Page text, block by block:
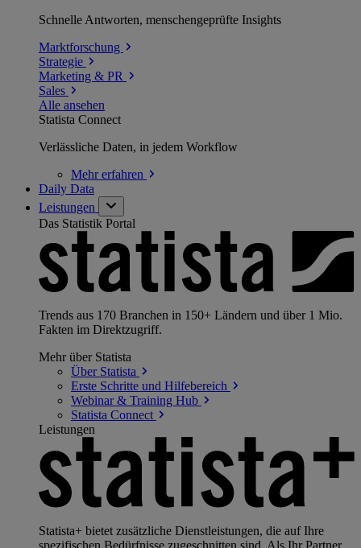
Schnelle Antworten, menschengeprüfte Insights
Marktforschung
Strategie
Marketing & PR
Sales
Alle ansehen
Statista Connect
Verlässliche Daten, in jedem Workflow
Mehrerfahren
Daily Data
Leistungen
Das Statistik Portal
Trends aus 170 Branchen in 150+ Ländern und über 1 Mio.
Fakten im Direktzugriff.
Mehr über Statista
Über Statista
Erste Schritte und Hilfebereich
Webinar & Training Hub
Statista Connect
Leistungen
Statista+ bietet zusätzliche Dienstleistungen, die auf Ihre
spezifischen Bedürfnisse zugeschnitten sind. Als Ihr Partner